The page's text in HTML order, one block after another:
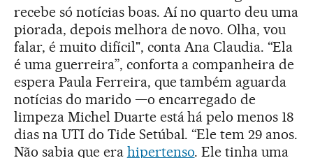
recebe só notícias boas. Aí no quarto deu uma
piorada, depois melhora de novo. Olha, vou
falar, é muito difícil", conta Ana Claudia. “Ela
é uma guerreira”, conforta a companheira de
espera Paula Ferreira, que também aguarda
notícias do marido —o encarregado de
limpeza Michel Duarte está há pelo menos 18
dias na UTI do Tide Setúbal. “Ele tem 29 anos.
Não sabia que era hipertenso. Ele tinha uma